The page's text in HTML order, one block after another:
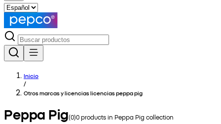
Inicio
/
Otros marcas y licencias licencias peppa pig
Peppa Pig(0)0products in Peppa Pig collection